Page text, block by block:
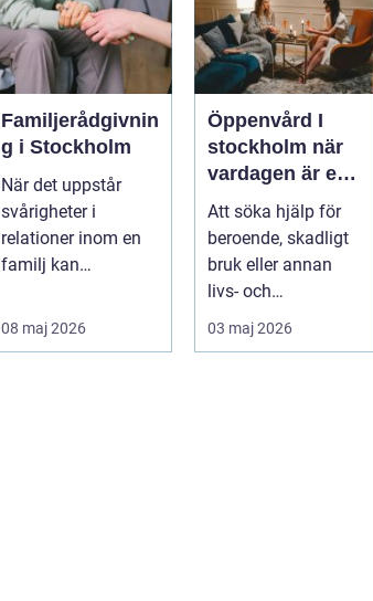
Familjerådgivnin
g i Stockholm
När det uppstår
svårigheter i
relationer inom en
familj kan
08 maj 2026
Öppenvård I
stockholm när
vardagen är en
del av
behandlingen
Att söka hjälp för
beroende, skadligt
bruk eller annan
livs- och
beteendeproblemati
k är ett stort st...
03 maj 2026